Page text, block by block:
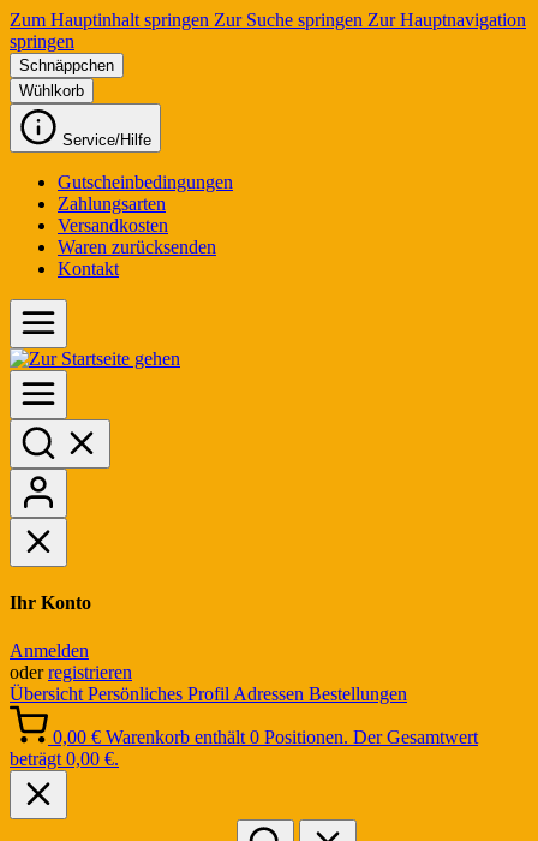
Zum Hauptinhalt springen Zur Suche springen Zur Hauptnavigation
springen
Schnäppchen
Wühlkorb
Service/Hilfe
Gutscheinbedingungen
Zahlungsarten
Versandkosten
Waren zurücksenden
Kontakt
Ihr Konto
Anmelden
oderregistrieren
Übersicht Persönliches Profil Adressen Bestellungen
0,00 € Warenkorb enthält 0 Positionen. Der Gesamtwert
beträgt 0,00 €.